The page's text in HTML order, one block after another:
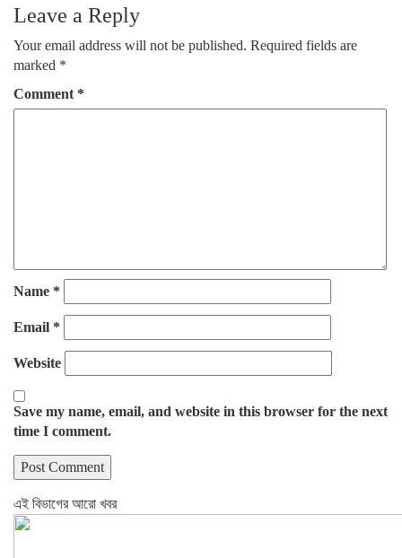
Leave a Reply
Your email address will not be published. Required fields are
marked *
Comment *
Name *
Email *
Website
Save my name, email, and website in this browser for the next
time I comment.
এই বিভাগের আরো খবর